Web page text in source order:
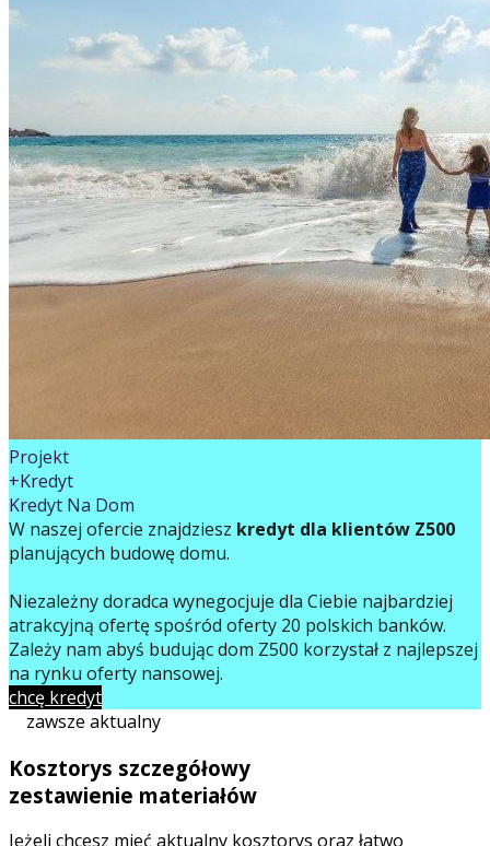
Projekt
+Kredyt
Kredyt Na Dom
W naszej ofercie znajdziesz kredyt dla klientów Z500
planujących budowę domu.
Niezależny doradca wynegocjuje dla Ciebie najbardziej
atrakcyjną ofertę spośród oferty 20 polskich banków.
Zależy nam abyś budując dom Z500 korzystał z najlepszej
na rynku oferty finansowej.
chcę kredyt
zawsze aktualny
Kosztorys szczegółowy
zestawienie materiałów
Jeżeli chcesz mieć aktualny kosztorys oraz łatwo